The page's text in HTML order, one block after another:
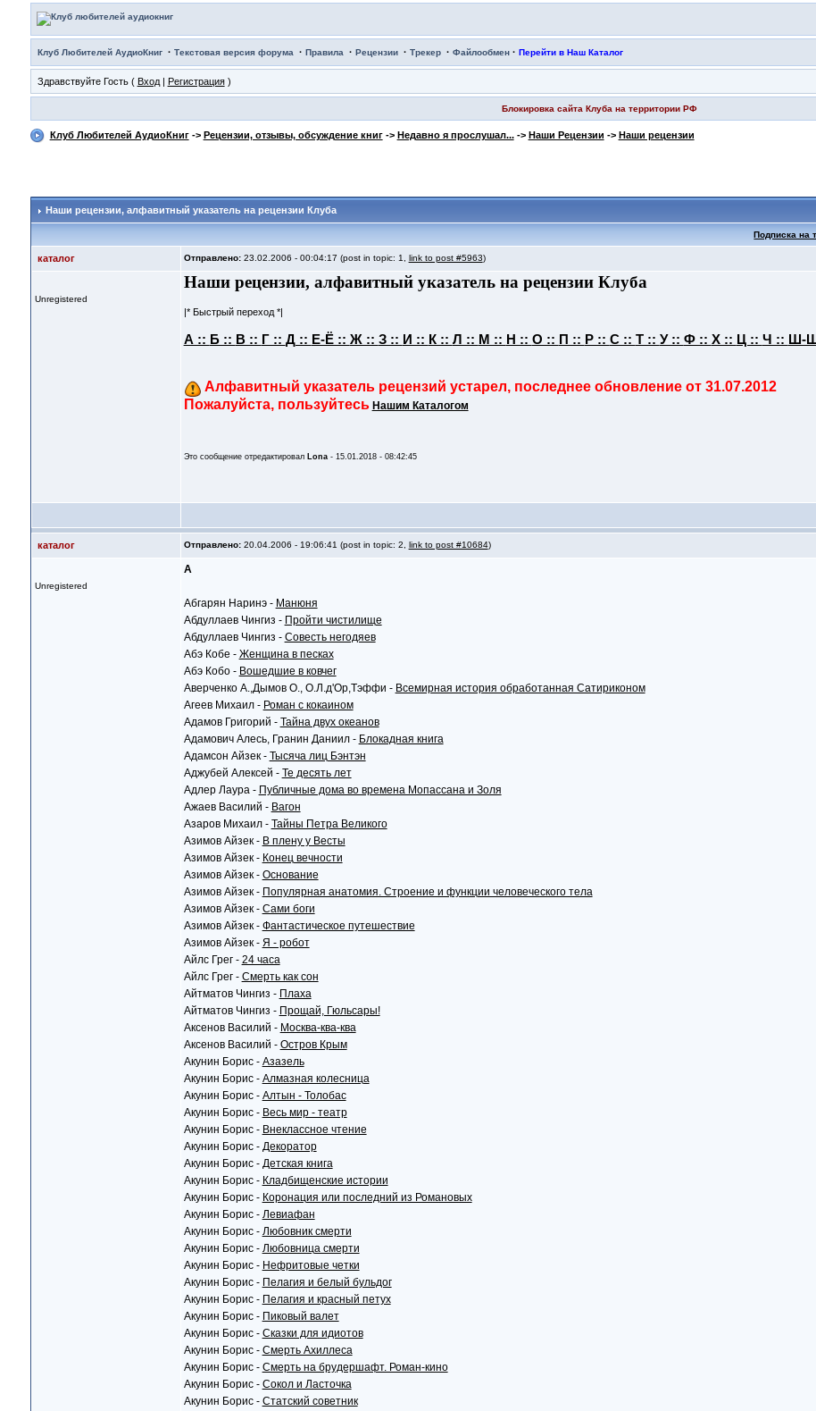
Клуб Любителей АудиоКниг· Текстовая версия форума · Правила · Рецензии· Трекер· Файлообмен· Перейти в Наш Каталог
Здравствуйте Гость ( Вход| Регистрация)
Блокировка сайта Клуба на территории РФ
Клуб Любителей АудиоКниг-> Рецензии, отзывы, обсуждение книг-> Недавно я прослушал...-> Наши Рецензии -> Наши рецензии
Наши рецензии, алфавитный указатель на рецензии Клуба
Подписка на
каталог Отправлено: 23.02.2006 - 00:04:17 (post in topic: 1, link to post #5963)
Unregistered
Наши рецензии, алфавитный указатель на рецензии Клуба
|* Быстрый переход *|
А :: Б :: В :: Г :: Д :: Е-Ё :: Ж :: З :: И :: К :: Л :: М :: Н :: О :: П :: Р :: С :: Т :: У :: Ф :: Х :: Ц :: Ч :: Ш-
Алфавитный указатель рецензий устарел, последнее обновление от 31.07.2012
Пожалуйста, пользуйтесь Нашим Каталогом
Это сообщение отредактировал Lona- 15.01.2018 - 08:42:45
каталог Отправлено: 20.04.2006 - 19:06:41 (post in topic: 2, link to post #10684)
Unregistered
А
Абгарян Наринэ - Манюня
Абдуллаев Чингиз - Пройти чистилище
Абдуллаев Чингиз - Совесть негодяев
Абэ Кобе - Женщина в песках
Абэ Кобо - Вошедшие в ковчег
Аверченко А.,Дымов О., О.Л.д'Ор,Тэффи - Всемирная история обработанная Сатириконом
Агеев Михаил - Роман с кокаином
Адамов Григорий - Тайна двух океанов
Адамович Алесь, Гранин Даниил - Блокадная книга
Адамсон Айзек - Тысяча лиц Бэнтэн
Аджубей Алексей - Те десять лет
Адлер Лаура - Публичные дома во времена Мопассана и Золя
Ажаев Василий - Вагон
Азаров Михаил - Тайны Петра Великого
Азимов Айзек - В плену у Весты
Азимов Айзек - Конец вечности
Азимов Айзек - Основание
Азимов Айзек - Популярная анатомия. Строение и функции человеческого тела
Азимов Айзек - Сами боги
Азимов Айзек - Фантастическое путешествие
Азимов Айзек - Я - робот
Айлс Грег - 24 часа
Айлс Грег - Смерть как сон
Айтматов Чингиз - Плаха
Айтматов Чингиз - Прощай, Гюльсары!
Аксенов Василий - Москва-ква-ква
Аксенов Василий - Остров Крым
Акунин Борис - Азазель
Акунин Борис - Алмазная колесница
Акунин Борис - Алтын - Толобас
Акунин Борис - Весь мир - театр
Акунин Борис - Внеклассное чтение
Акунин Борис - Декоратор
Акунин Борис - Детская книга
Акунин Борис - Кладбищенские истории
Акунин Борис - Коронация или последний из Романовых
Акунин Борис - Левиафан
Акунин Борис - Любовник смерти
Акунин Борис - Любовница смерти
Акунин Борис - Нефритовые четки
Акунин Борис - Пелагия и белый бульдог
Акунин Борис - Пелагия и красный петух
Акунин Борис - Пиковый валет
Акунин Борис - Сказки для идиотов
Акунин Борис - Смерть Ахиллеса
Акунин Борис - Смерть на брудершафт. Роман-кино
Акунин Борис - Сокол и Ласточка
Акунин Борис - Статский советник